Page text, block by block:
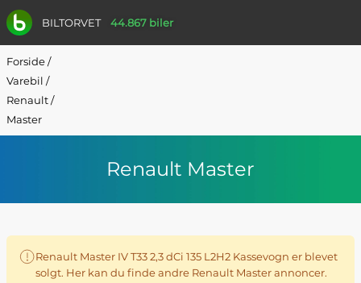
BILTORVET 44.867 biler
Forside/
Varebil /
Renault/
Master
Renault Master
Renault Master IV T33 2,3 dCi 135 L2H2 Kassevogn er blevet
solgt. Her kan du finde andre Renault Master annoncer.